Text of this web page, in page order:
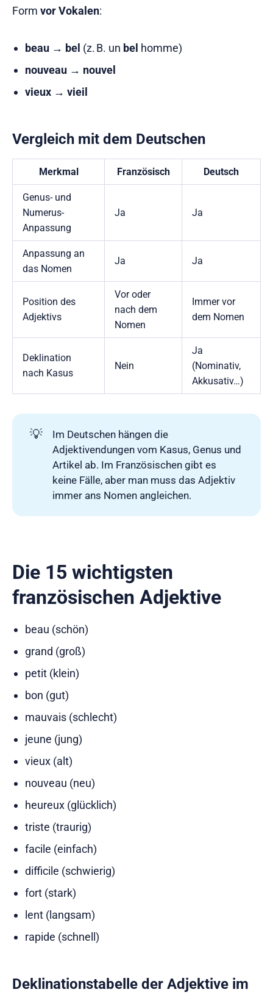
Form vor Vokalen:
beau→ bel (z. B. un bel homme)
nouveau→ nouvel
vieux→ vieil
Vergleich mit dem Deutschen
Merkmal Französisch Deutsch
Genus- und
Numerus-
Anpassung
Ja Ja
Anpassung an
das Nomen
Ja Ja
Position des
Adjektivs
Vor oder
nach dem
Nomen
Immer vor
dem Nomen
Deklination
nach Kasus
Nein
Ja
(Nominativ,
Akkusativ…)
💡
Im Deutschen hängen die
Adjektivendungen vom Kasus, Genus und
Artikel ab. Im Französischen gibt es
keine Fälle, aber man muss das Adjektiv
immer ans Nomen angleichen.
Die 15 wichtigsten
französischen Adjektive
beau (schön)
grand (groß)
petit (klein)
bon (gut)
mauvais (schlecht)
jeune (jung)
vieux (alt)
nouveau (neu)
heureux (glücklich)
triste (traurig)
facile (einfach)
difficile (schwierig)
fort (stark)
lent (langsam)
rapide (schnell)
Deklinationstabelle der Adjektive im